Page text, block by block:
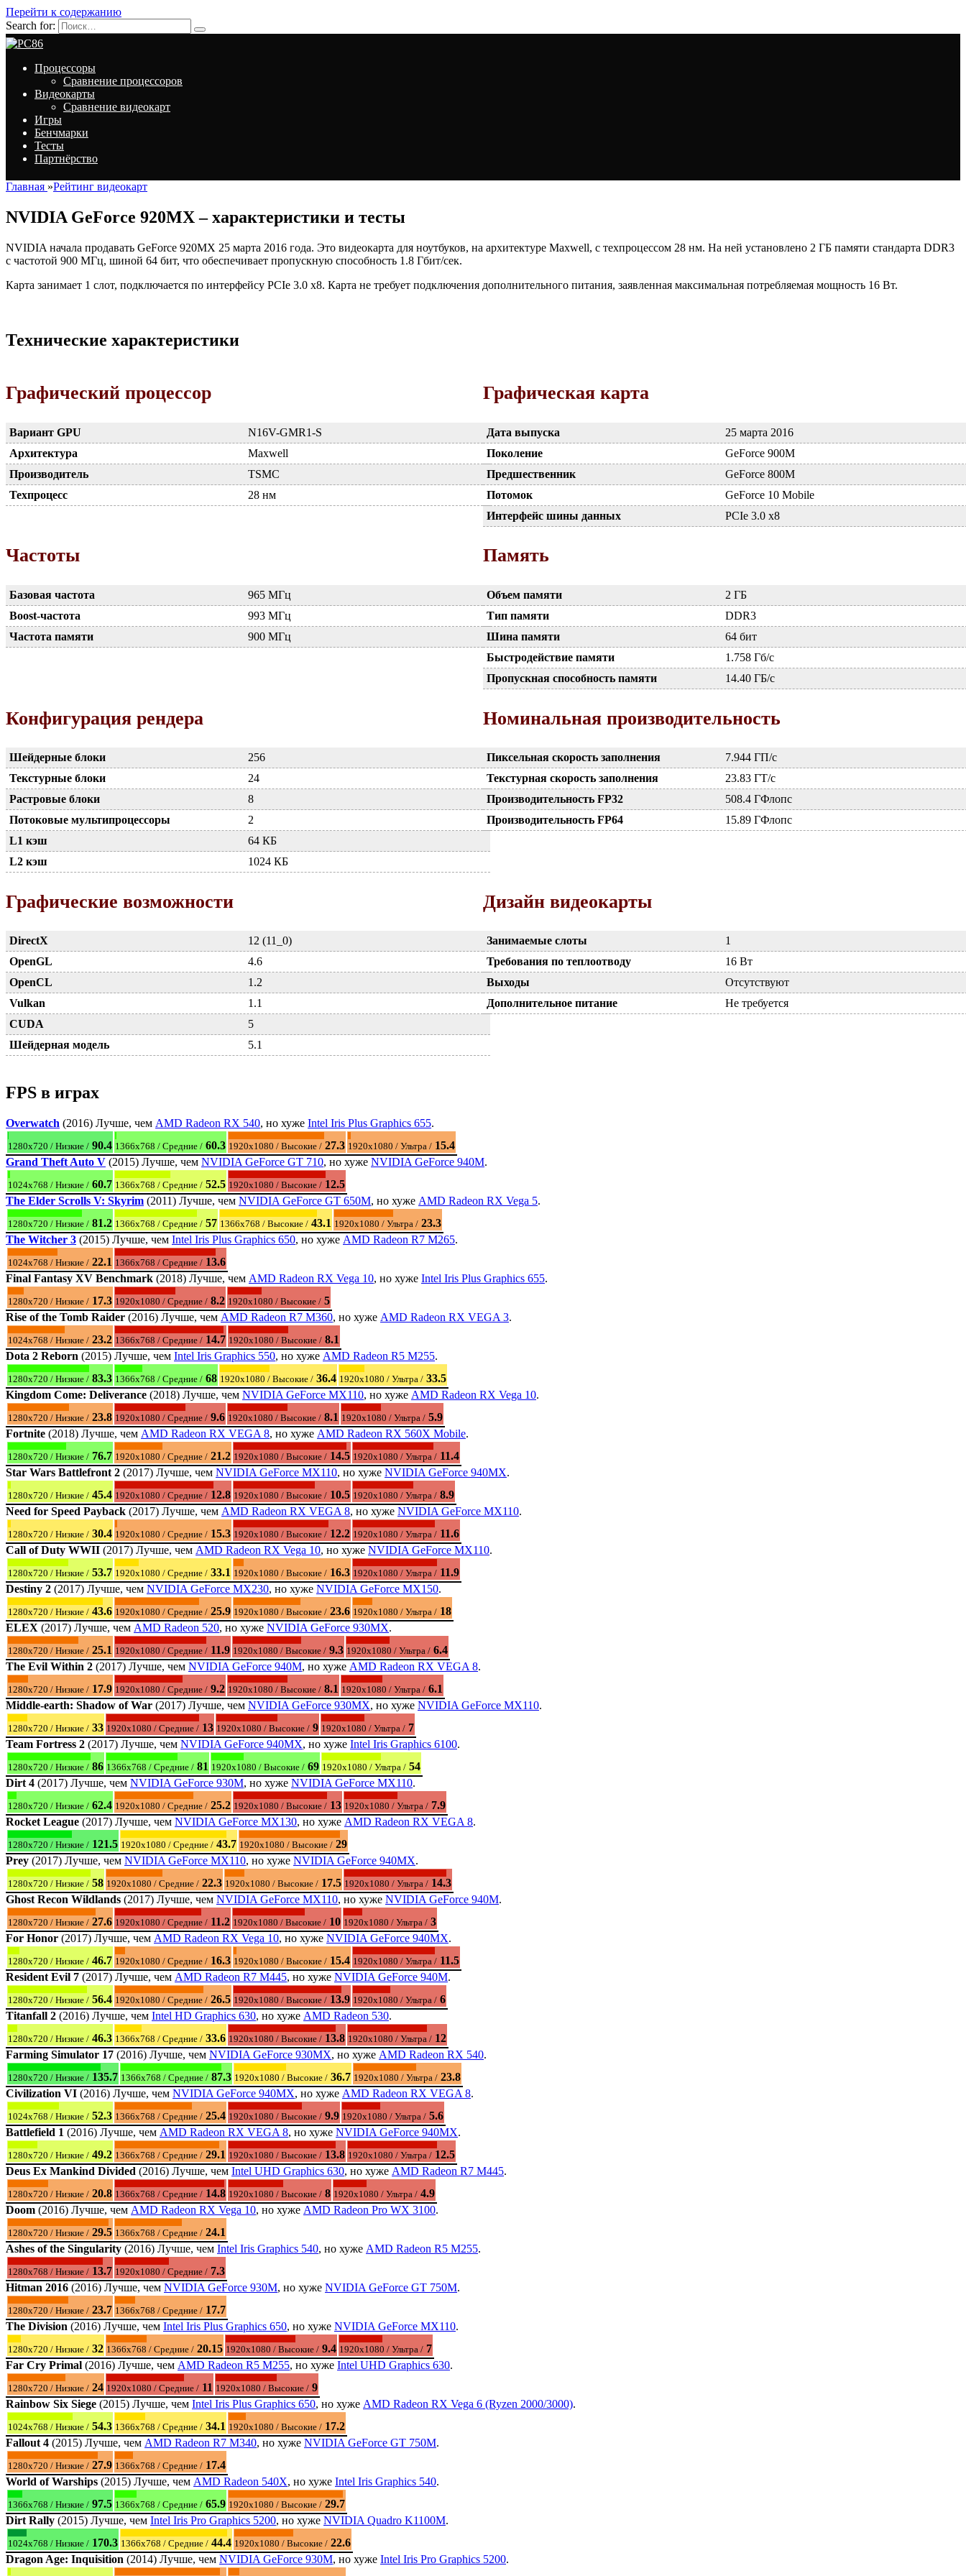
Перейти к содержанию
Search for:
Процессоры
Сравнение процессоров
Видеокарты
Сравнение видеокарт
Игры
Бенчмарки
Тесты
Партнёрство
Главная »Рейтинг видеокарт
NVIDIA GeForce 920MX – характеристики и тесты
NVIDIA начала продавать GeForce 920MX 25 марта 2016 года. Это видеокарта для ноутбуков, на архитектуре Maxwell, с техпроцессом 28 нм. На ней установлено 2 ГБ памяти стандарта DDR3
с частотой 900 МГц, шиной 64 бит, что обеспечивает пропускную способность 1.8 Гбит/сек.
Карта занимает 1 слот, подключается по интерфейсу PCIe 3.0 x8. Карта не требует подключения дополнительного питания, заявленная максимальная потребляемая мощность 16 Вт.
Технические характеристики
Графический процессор
Вариант GPU
N16V-GMR1-S
Архитектура
Maxwell
Производитель
TSMC
Техпроцесс
28 нм
Графическая карта
Дата выпуска
25 марта 2016
Поколение
GeForce 900M
Предшественник
GeForce 800M
Потомок
GeForce 10 Mobile
Интерфейс шины данных
PCIe 3.0 x8
Частоты
Базовая частота
965 МГц
Boost-частота
993 МГц
Частота памяти
900 МГц
Память
Объем памяти
2 ГБ
Тип памяти
DDR3
Шина памяти
64 бит
Быстродействие памяти
1.758 Гб/с
Пропускная способность памяти
14.40 ГБ/с
Конфигурация рендера
Шейдерные блоки
256
Текстурные блоки
24
Растровые блоки
8
Потоковые мультипроцессоры
2
L1 кэш
64 КБ
L2 кэш
1024 КБ
Номинальная производительность
Пиксельная скорость заполнения
7.944 ГП/с
Текстурная скорость заполнения
23.83 ГТ/с
Производительность FP32
508.4 ГФлопс
Производительность FP64
15.89 ГФлопс
Графические возможности
DirectX
12 (11_0)
OpenGL
4.6
OpenCL
1.2
Vulkan
1.1
CUDA
5
Шейдерная модель
5.1
Дизайн видеокарты
Занимаемые слоты
1
Требования по теплоотводу
16 Вт
Выходы
Отсутствуют
Дополнительное питание
Не требуется
FPS в играх
Overwatch (2016) Лучше, чем AMD Radeon RX 540, но хуже Intel Iris Plus Graphics 655.
1280x720 / Низкие / 90.4 1366x768 / Средние / 60.3 1920x1080 / Высокие / 27.3 1920x1080 / Ультра / 15.4
Grand Theft Auto V (2015) Лучше, чем NVIDIA GeForce GT 710, но хуже NVIDIA GeForce 940M.
1024x768 / Низкие / 60.7 1366x768 / Средние / 52.5 1920x1080 / Высокие / 12.5
The Elder Scrolls V: Skyrim (2011) Лучше, чем NVIDIA GeForce GT 650M, но хуже AMD Radeon RX Vega 5.
1280x720 / Низкие / 81.2 1366x768 / Средние / 57 1366x768 / Высокие / 43.1 1920x1080 / Ультра / 23.3
The Witcher 3 (2015) Лучше, чем Intel Iris Plus Graphics 650, но хуже AMD Radeon R7 M265.
1024x768 / Низкие / 22.1 1366x768 / Средние / 13.6
Final Fantasy XV Benchmark (2018) Лучше, чем AMD Radeon RX Vega 10, но хуже Intel Iris Plus Graphics 655.
1280x720 / Низкие / 17.3 1920x1080 / Средние / 8.2 1920x1080 / Высокие / 5
Rise of the Tomb Raider (2016) Лучше, чем AMD Radeon R7 M360, но хуже AMD Radeon RX VEGA 3.
1024x768 / Низкие / 23.2 1366x768 / Средние / 14.7 1920x1080 / Высокие / 8.1
Dota 2 Reborn (2015) Лучше, чем Intel Iris Graphics 550, но хуже AMD Radeon R5 M255.
1280x720 / Низкие / 83.3 1366x768 / Средние / 68 1920x1080 / Высокие / 36.4 1920x1080 / Ультра / 33.5
Kingdom Come: Deliverance (2018) Лучше, чем NVIDIA GeForce MX110, но хуже AMD Radeon RX Vega 10.
1280x720 / Низкие / 23.8 1920x1080 / Средние / 9.6 1920x1080 / Высокие / 8.1 1920x1080 / Ультра / 5.9
Fortnite (2018) Лучше, чем AMD Radeon RX VEGA 8, но хуже AMD Radeon RX 560X Mobile.
1280x720 / Низкие / 76.7 1920x1080 / Средние / 21.2 1920x1080 / Высокие / 14.5 1920x1080 / Ультра / 11.4
Star Wars Battlefront 2 (2017) Лучше, чем NVIDIA GeForce MX110, но хуже NVIDIA GeForce 940MX.
1280x720 / Низкие / 45.4 1920x1080 / Средние / 12.8 1920x1080 / Высокие / 10.5 1920x1080 / Ультра / 8.9
Need for Speed Payback (2017) Лучше, чем AMD Radeon RX VEGA 8, но хуже NVIDIA GeForce MX110.
1280x720 / Низкие / 30.4 1920x1080 / Средние / 15.3 1920x1080 / Высокие / 12.2 1920x1080 / Ультра / 11.6
Call of Duty WWII (2017) Лучше, чем AMD Radeon RX Vega 10, но хуже NVIDIA GeForce MX110.
1280x720 / Низкие / 53.7 1920x1080 / Средние / 33.1 1920x1080 / Высокие / 16.3 1920x1080 / Ультра / 11.9
Destiny 2 (2017) Лучше, чем NVIDIA GeForce MX230, но хуже NVIDIA GeForce MX150.
1280x720 / Низкие / 43.6 1920x1080 / Средние / 25.9 1920x1080 / Высокие / 23.6 1920x1080 / Ультра / 18
ELEX (2017) Лучше, чем AMD Radeon 520, но хуже NVIDIA GeForce 930MX.
1280x720 / Низкие / 25.1 1920x1080 / Средние / 11.9 1920x1080 / Высокие / 9.3 1920x1080 / Ультра / 6.4
The Evil Within 2 (2017) Лучше, чем NVIDIA GeForce 940M, но хуже AMD Radeon RX VEGA 8.
1280x720 / Низкие / 17.9 1920x1080 / Средние / 9.2 1920x1080 / Высокие / 8.1 1920x1080 / Ультра / 6.1
Middle-earth: Shadow of War (2017) Лучше, чем NVIDIA GeForce 930MX, но хуже NVIDIA GeForce MX110.
1280x720 / Низкие / 33 1920x1080 / Средние / 13 1920x1080 / Высокие / 9 1920x1080 / Ультра / 7
Team Fortress 2 (2017) Лучше, чем NVIDIA GeForce 940MX, но хуже Intel Iris Graphics 6100.
1280x720 / Низкие / 86 1366x768 / Средние / 81 1920x1080 / Высокие / 69 1920x1080 / Ультра / 54
Dirt 4 (2017) Лучше, чем NVIDIA GeForce 930M, но хуже NVIDIA GeForce MX110.
1280x720 / Низкие / 62.4 1920x1080 / Средние / 25.2 1920x1080 / Высокие / 13 1920x1080 / Ультра / 7.9
Rocket League (2017) Лучше, чем NVIDIA GeForce MX130, но хуже AMD Radeon RX VEGA 8.
1280x720 / Низкие / 121.5 1920x1080 / Средние / 43.7 1920x1080 / Высокие / 29
Prey (2017) Лучше, чем NVIDIA GeForce MX110, но хуже NVIDIA GeForce 940MX.
1280x720 / Низкие / 58 1920x1080 / Средние / 22.3 1920x1080 / Высокие / 17.5 1920x1080 / Ультра / 14.3
Ghost Recon Wildlands (2017) Лучше, чем NVIDIA GeForce MX110, но хуже NVIDIA GeForce 940M.
1280x720 / Низкие / 27.6 1920x1080 / Средние / 11.2 1920x1080 / Высокие / 10 1920x1080 / Ультра / 3
For Honor (2017) Лучше, чем AMD Radeon RX Vega 10, но хуже NVIDIA GeForce 940MX.
1280x720 / Низкие / 46.7 1920x1080 / Средние / 16.3 1920x1080 / Высокие / 15.4 1920x1080 / Ультра / 11.5
Resident Evil 7 (2017) Лучше, чем AMD Radeon R7 M445, но хуже NVIDIA GeForce 940M.
1280x720 / Низкие / 56.4 1920x1080 / Средние / 26.5 1920x1080 / Высокие / 13.9 1920x1080 / Ультра / 6
Titanfall 2 (2016) Лучше, чем Intel HD Graphics 630, но хуже AMD Radeon 530.
1280x720 / Низкие / 46.3 1366x768 / Средние / 33.6 1920x1080 / Высокие / 13.8 1920x1080 / Ультра / 12
Farming Simulator 17 (2016) Лучше, чем NVIDIA GeForce 930MX, но хуже AMD Radeon RX 540.
1280x720 / Низкие / 135.7 1366x768 / Средние / 87.3 1920x1080 / Высокие / 36.7 1920x1080 / Ультра / 23.8
Civilization VI (2016) Лучше, чем NVIDIA GeForce 940MX, но хуже AMD Radeon RX VEGA 8.
1024x768 / Низкие / 52.3 1366x768 / Средние / 25.4 1920x1080 / Высокие / 9.9 1920x1080 / Ультра / 5.6
Battlefield 1 (2016) Лучше, чем AMD Radeon RX VEGA 8, но хуже NVIDIA GeForce 940MX.
1280x720 / Низкие / 49.2 1366x768 / Средние / 29.1 1920x1080 / Высокие / 13.8 1920x1080 / Ультра / 12.5
Deus Ex Mankind Divided (2016) Лучше, чем Intel UHD Graphics 630, но хуже AMD Radeon R7 M445.
1280x720 / Низкие / 20.8 1366x768 / Средние / 14.8 1920x1080 / Высокие / 8 1920x1080 / Ультра / 4.9
Doom (2016) Лучше, чем AMD Radeon RX Vega 10, но хуже AMD Radeon Pro WX 3100.
1280x720 / Низкие / 29.5 1366x768 / Средние / 24.1
Ashes of the Singularity (2016) Лучше, чем Intel Iris Graphics 540, но хуже AMD Radeon R5 M255.
1280x768 / Низкие / 13.7 1920x1080 / Средние / 7.3
Hitman 2016 (2016) Лучше, чем NVIDIA GeForce 930M, но хуже NVIDIA GeForce GT 750M.
1280x720 / Низкие / 23.7 1366x768 / Средние / 17.7
The Division (2016) Лучше, чем Intel Iris Plus Graphics 650, но хуже NVIDIA GeForce MX110.
1280x720 / Низкие / 32 1366x768 / Средние / 20.15 1920x1080 / Высокие / 9.4 1920x1080 / Ультра / 7
Far Cry Primal (2016) Лучше, чем AMD Radeon R5 M255, но хуже Intel UHD Graphics 630.
1280x720 / Низкие / 24 1920x1080 / Средние / 11 1920x1080 / Высокие / 9
Rainbow Six Siege (2015) Лучше, чем Intel Iris Plus Graphics 650, но хуже AMD Radeon RX Vega 6 (Ryzen 2000/3000).
1024x768 / Низкие / 54.3 1366x768 / Средние / 34.1 1920x1080 / Высокие / 17.2
Fallout 4 (2015) Лучше, чем AMD Radeon R7 M340, но хуже NVIDIA GeForce GT 750M.
1280x720 / Низкие / 27.9 1366x768 / Средние / 17.4
World of Warships (2015) Лучше, чем AMD Radeon 540X, но хуже Intel Iris Graphics 540.
1366x768 / Низкие / 97.5 1366x768 / Средние / 65.9 1920x1080 / Высокие / 29.7
Dirt Rally (2015) Лучше, чем Intel Iris Pro Graphics 5200, но хуже NVIDIA Quadro K1100M.
1024x768 / Низкие / 170.3 1366x768 / Средние / 44.4 1920x1080 / Высокие / 22.6
Dragon Age: Inquisition (2014) Лучше, чем NVIDIA GeForce 930M, но хуже Intel Iris Pro Graphics 5200.